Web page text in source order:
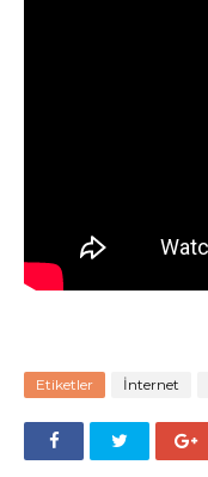
Etiketler İnternet